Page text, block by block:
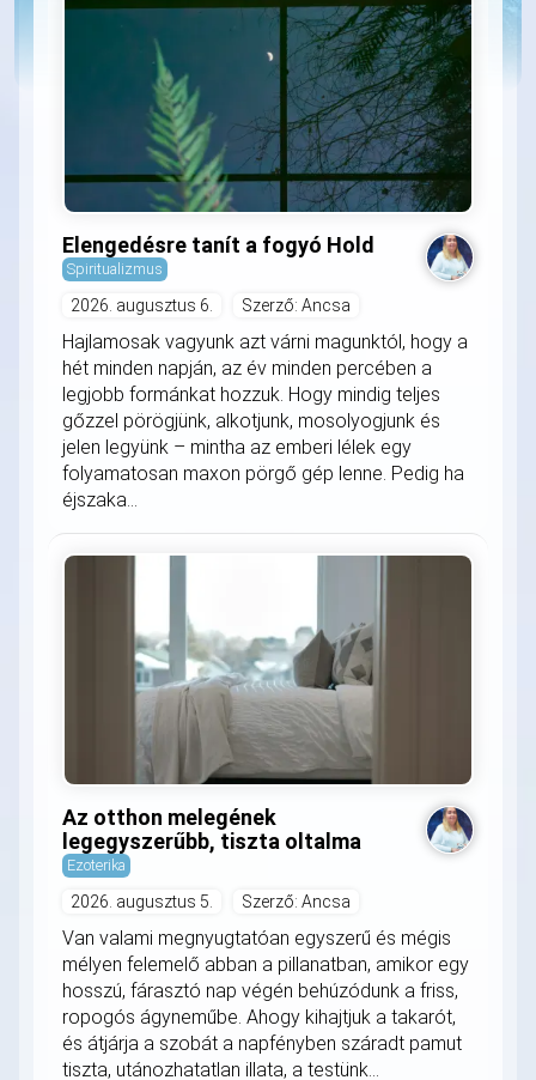
Elengedésre tanít a fogyó Hold
Spiritualizmus
2026. augusztus 6. Szerző: Ancsa
Hajlamosak vagyunk azt várni magunktól, hogy a
hét minden napján, az év minden percében a
legjobb formánkat hozzuk. Hogy mindig teljes
gőzzel pörögjünk, alkotjunk, mosolyogjunk és
jelen legyünk – mintha az emberi lélek egy
folyamatosan maxon pörgő gép lenne. Pedig ha
éjszaka...
Az otthon melegének
legegyszerűbb, tiszta oltalma
Ezoterika
2026. augusztus 5. Szerző: Ancsa
Van valami megnyugtatóan egyszerű és mégis
mélyen felemelő abban a pillanatban, amikor egy
hosszú, fárasztó nap végén behúzódunk a friss,
ropogós ágyneműbe. Ahogy kihajtjuk a takarót,
és átjárja a szobát a napfényben száradt pamut
tiszta, utánozhatatlan illata, a testünk...